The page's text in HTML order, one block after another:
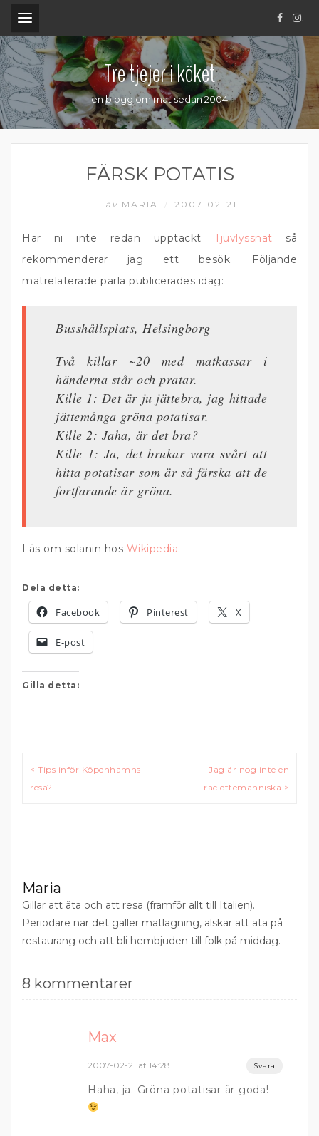
.
Tre tjejer i köket
en blogg om mat sedan 2004
FÄRSK POTATIS
av MARIA 2007-02-21
Har ni inte redan upptäcktTjuvlyssnat så
rekommenderar jag ett besök. Följande
matrelaterade pärla publicerades idag:
Busshållsplats, Helsingborg
Två killar ~20 med matkassar i
händerna står och pratar.
Kille 1: Det är ju jättebra, jag hittade
jättemånga gröna potatisar.
Kille 2: Jaha, är det bra?
Kille 1: Ja, det brukar vara svårt att
hitta potatisar som är så färska att de
fortfarande är gröna.
Läs om solanin hos Wikipedia.
Dela detta:
Facebook Pinterest X
E-post
Gilla detta:
Inläggsnavigering
< Tips inför Köpenhamns-
resa?
Jag är nog inte en
raclettemänniska >
Maria
Gillar att äta och att resa (framför allt till Italien).
Periodare när det gäller matlagning, älskar att äta på
restaurang och att bli hembjuden till folk på middag.
8 kommentarer
Max
2007-02-21 at 14:28 Svara
Haha, ja. Gröna potatisar är goda!